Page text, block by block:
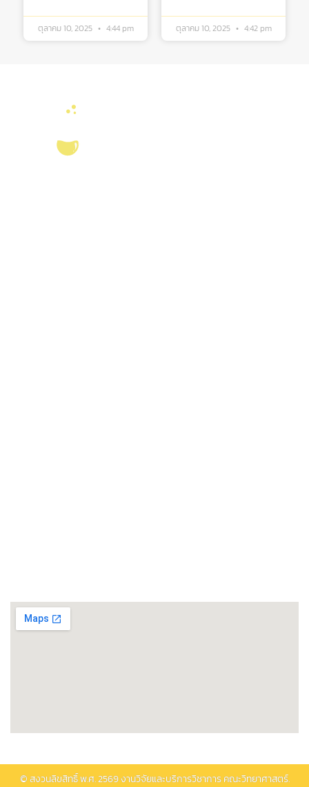
ตุลาคม 10, 2025 4:44 pm ตุลาคม 10, 2025 4:42 pm
© สงวนลิขสิทธิ์ พ.ศ.2569งานวิจัยและบริการวิชาการ คณะวิทยาศาสตร์.